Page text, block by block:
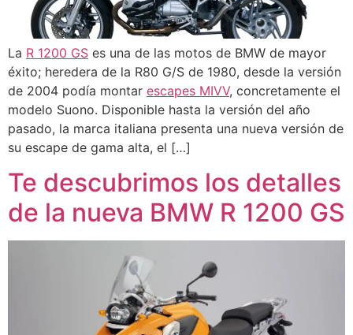
La R 1200 GS es una de las motos de BMW de mayor
éxito; heredera de la R80 G/S de 1980, desde la versión
de 2004 podía montar escapes MIVV, concretamente el
modelo Suono. Disponible hasta la versión del año
pasado, la marca italiana presenta una nueva versión de
su escape de gama alta, el […]
Te descubrimos los detalles
de la nueva BMW R 1200 GS